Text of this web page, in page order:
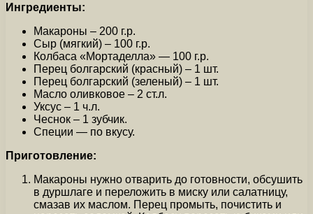
Ингредиенты:
Макароны – 200 г.р.
Сыр (мягкий) – 100 г.р.
Колбаса «Мортаделла» — 100 г.р.
Перец болгарский (красный) – 1 шт.
Перец болгарский (зеленый) – 1 шт.
Масло оливковое – 2 ст.л.
Уксус – 1 ч.л.
Чеснок – 1 зубчик.
Специи — по вкусу.
Приготовление:
Макароны нужно отварить до готовности, обсушить
в дуршлаге и переложить в миску или салатницу,
смазав их маслом. Перец промыть, почистить и